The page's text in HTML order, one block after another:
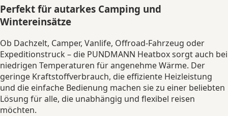
Perfekt für autarkes Camping und
Wintereinsätze
Ob Dachzelt, Camper, Vanlife, Offroad-Fahrzeug oder
Expeditionstruck – die PUNDMANN Heatbox sorgt auch bei
niedrigen Temperaturen für angenehme Wärme. Der
geringe Kraftstoffverbrauch, die effiziente Heizleistung
und die einfache Bedienung machen sie zu einer beliebten
Lösung für alle, die unabhängig und flexibel reisen
möchten.